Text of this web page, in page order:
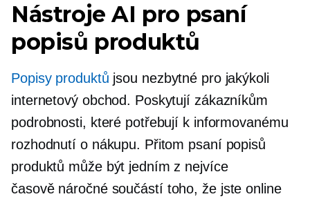
Nástroje AI pro psaní
popisů produktů
Popisy produktů jsou nezbytné pro jakýkoli
internetový obchod. Poskytují zákazníkům
podrobnosti, které potřebují k informovanému
rozhodnutí o nákupu. Přitom psaní popisů
produktů může být jedním z nejvíce
časově náročnésoučástí toho, že jste online